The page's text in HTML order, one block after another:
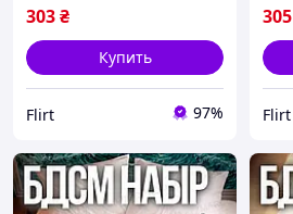
303₴
Купить
Flirt 97%
305
Flirt